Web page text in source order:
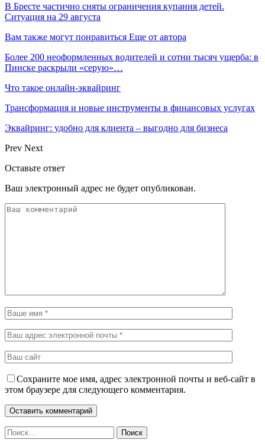
В Бресте частично сняты ограничения купания детей.
Ситуация на 29 августа
Вам также могут понравиться Еще от автора
Более 200 неоформленных водителей и сотни тысяч ущерба: в
Пинске раскрыли «серую»…
Что такое онлайн-эквайринг
Трансформация и новые инструменты в финансовых услугах
Эквайринг: удобно для клиента – выгодно для бизнеса
Prev Next
Оставьте ответ
Ваш электронный адрес не будет опубликован.
Сохраните мое имя, адрес электронной почты и веб-сайт в
этом браузере для следующего комментария.